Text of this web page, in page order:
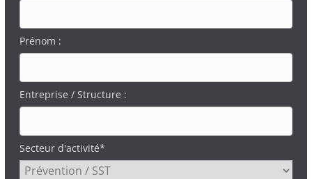
Prénom :
Entreprise / Structure :
Secteur d'activité*